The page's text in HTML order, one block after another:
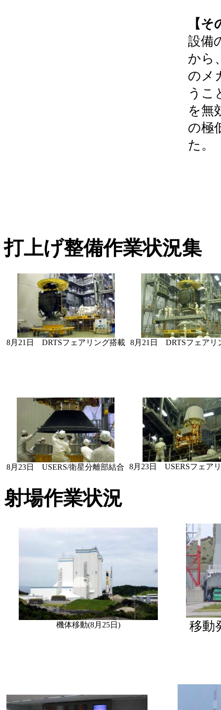
【
設備
から
のメ
うこ
を無
の極
た。
打上げ整備作業状況集
8月21日 DRTSフェアリング搭載 8月21日 DRTSフェアリ
8月23日 USERS/衛星分離部結合 8月23日 USERSフェア
射場作業状況
機体移動(8月25日) 移動